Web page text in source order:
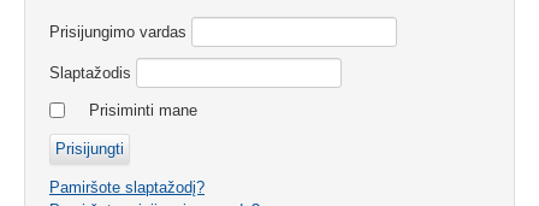
Prisijungimo vardas
Slaptažodis
Prisiminti mane
Pamiršote slaptažodį?